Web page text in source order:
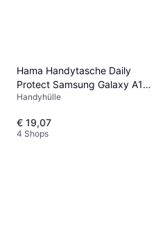
Hama Handytasche Daily
Protect Samsung Galaxy A17
Schwarz
Handyhülle
€ 19,07
4 Shops